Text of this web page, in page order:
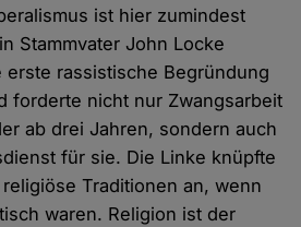
ist hier zumindest
Stammvater John Locke
rassistische Begründung
forderte nicht nur Zwangsarbeit
ab drei Jahren, sondern auch
für sie. Die Linke knüpfte
Traditionen an, wenn
waren. Religion ist der